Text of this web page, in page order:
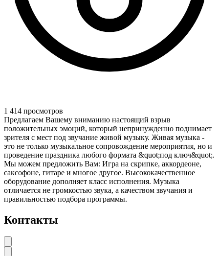
1 414 просмотров
Предлагаем Вашему вниманию настоящий взрыв
положительных эмоций, который непринужденно поднимает
зрителя с мест под звучание живой музыку. Живая музыка -
это не только музыкальное сопровождение мероприятия, но и
проведение праздника любого формата &quot;под ключ&quot;.
Мы можем предложить Вам: Игра на скрипке, аккордеоне,
саксофоне, гитаре и многое другое. Высококачественное
оборудование дополняет класс исполнения. Музыка
отличается не громкостью звука, а качеством звучания и
правильностью подбора программы.
Контакты